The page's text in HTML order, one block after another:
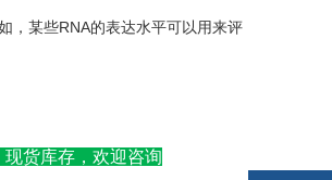
，某些RNA的表达水平可以用来评
货库存，欢迎咨询